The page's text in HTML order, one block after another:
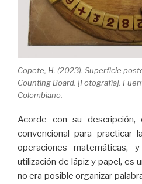
Copete, H. (2023). Superficie
Counting Board. [Fotografía].
Colombiano.
Acorde con su descripción,
convencional para practicar
operaciones matemáticas,
utilización de lápiz y papel, es
no era posible organizar